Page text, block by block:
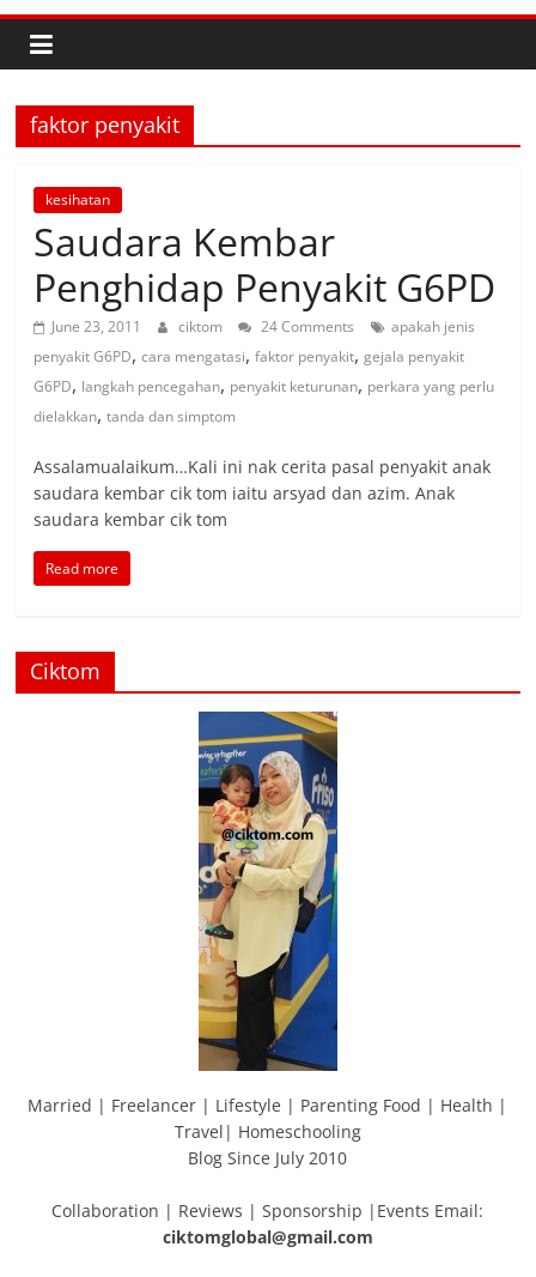
faktor penyakit
kesihatan
Saudara Kembar
Penghidap Penyakit G6PD
June 23, 2011 ciktom 24 Comments
apakah jenis
penyakit G6PD,cara mengatasi,faktor penyakit,gejala penyakit
G6PD, langkah pencegahan, penyakit keturunan, perkara yang perlu
dielakkan,tanda dan simptom
Assalamualaikum…Kali ini nak cerita pasal penyakit anak
saudara kembar cik tom iaitu arsyad dan azim. Anak
saudara kembar cik tom
Read more
Ciktom
Married | Freelancer | Lifestyle | Parenting Food | Health |
Travel| Homeschooling
Blog Since July 2010
Collaboration | Reviews | Sponsorship |Events Email:
ciktomglobal@gmail.com